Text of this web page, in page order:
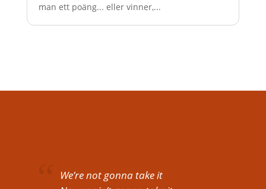
man ett poäng... eller vinner,...
We’re not gonna take it